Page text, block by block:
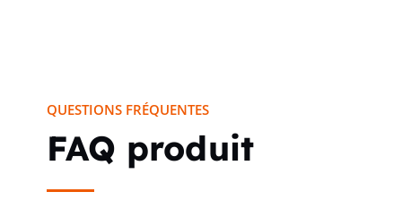
QUESTIONS FRÉQUENTES
FAQ produit